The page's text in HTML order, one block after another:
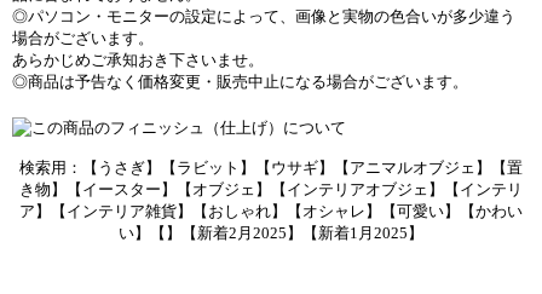
◎パソコン・モニターの設定によって、画像と実物の色合いが多少違う
場合がございます。
あらかじめご承知おき下さいませ。
◎商品は予告なく価格変更・販売中止になる場合がございます。
検索用：【うさぎ】【ラビット】【ウサギ】【アニマルオブジェ】【置
き物】【イースター】【オブジェ】【インテリアオブジェ】【インテリ
ア】【インテリア雑貨】【おしゃれ】【オシャレ】【可愛い】【かわい
い】【】【新着2月2025】【新着1月2025】